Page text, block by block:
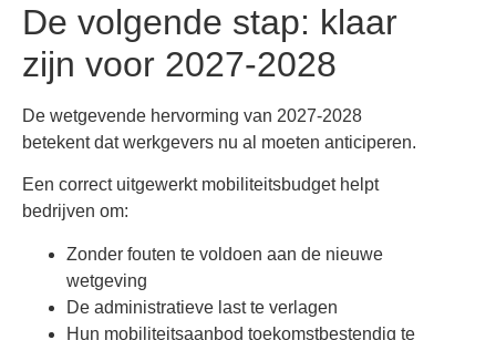
De volgende stap: klaar
zijn voor 2027-2028
De wetgevende hervorming van 2027-2028
betekent dat werkgevers nu al moeten anticiperen.
Een correct uitgewerkt mobiliteitsbudget helpt
bedrijven om:
Zonder fouten te voldoen aan de nieuwe
wetgeving
De administratieve last te verlagen
Hun mobiliteitsaanbod toekomstbestendig te